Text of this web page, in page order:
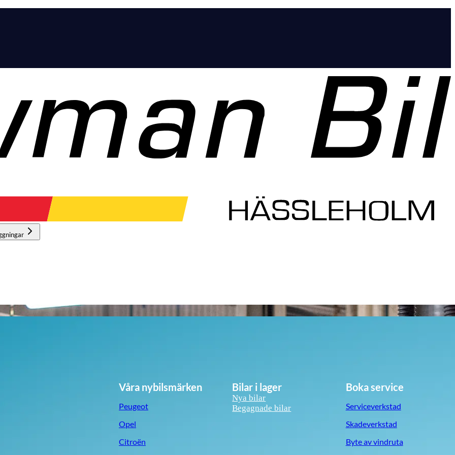
Våra nybilsmärken
Peugeot
Opel
Citroën
Bilar i lager
Nya bilar
Begagnade bilar
Boka service
Serviceverkstad
Skadeverkstad
Byte av vindruta